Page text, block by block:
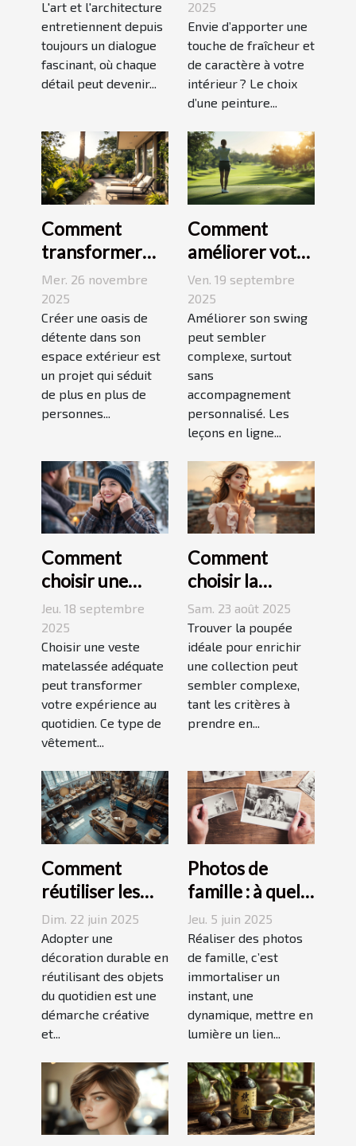
escaliers
comme moyen
d'expression
L'art et l'architecture
entretiennent depuis
toujours un dialogue
fascinant, où chaque
détail peut devenir...
moderne pour
dynamiser
votre espace ?
2025
Envie d’apporter une
touche de fraîcheur et
de caractère à votre
intérieur ? Le choix
d’une peinture...
Comment
transformer
votre espace
extérieur en
oasis de
détente ?
Mer. 26 novembre
2025
Créer une oasis de
détente dans son
espace extérieur est
un projet qui séduit
de plus en plus de
personnes...
Comment
améliorer votre
swing avec des
leçons en ligne
Ven. 19 septembre
2025
Améliorer son swing
peut sembler
complexe, surtout
sans
accompagnement
personnalisé. Les
leçons en ligne...
Comment
choisir une
veste
matelassée
adaptée à votre
style de vie ?
Jeu. 18 septembre
2025
Choisir une veste
matelassée adéquate
peut transformer
votre expérience au
quotidien. Ce type de
vêtement...
Comment
choisir la
poupée
parfaite pour
votre collection
unique ?
Sam. 23 août 2025
Trouver la poupée
idéale pour enrichir
une collection peut
sembler complexe,
tant les critères à
prendre en...
Comment
réutiliser les
objets du
quotidien pour
une décoration
durable
Dim. 22 juin 2025
Adopter une
décoration durable en
réutilisant des objets
du quotidien est une
démarche créative
et...
Photos de
famille : à quel
photographe
confier cette
tâche à
Grenoble ?
Jeu. 5 juin 2025
Réaliser des photos
de famille, c’est
immortaliser un
instant, une
dynamique, mettre en
lumière un lien...